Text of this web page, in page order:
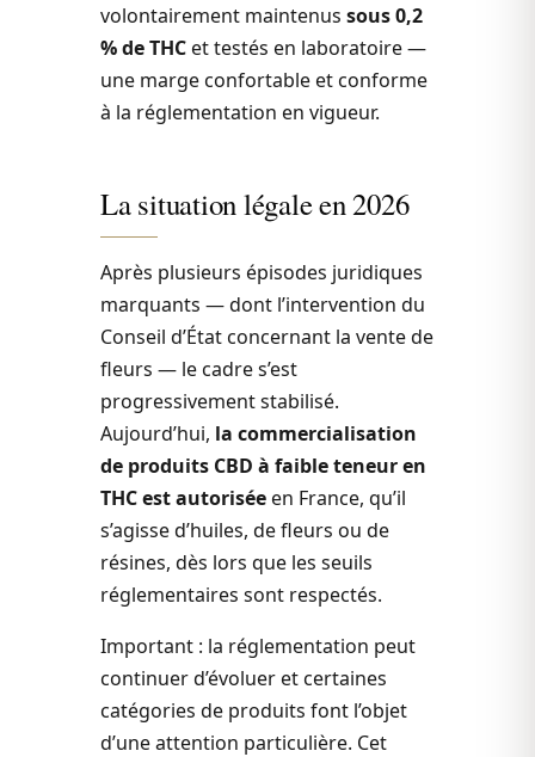
volontairement maintenus sous 0,2
% de THCet testés en laboratoire —
une marge confortable et conforme
à la réglementation en vigueur.
La situation légale en 2026
Après plusieurs épisodes juridiques
marquants — dont l’intervention du
Conseil d’État concernant la vente de
fleurs — le cadre s’est
progressivement stabilisé.
Aujourd’hui, la commercialisation
de produits CBD à faible teneur en
THC est autoriséeen France, qu’il
s’agisse d’huiles, de fleurs ou de
résines, dès lors que les seuils
réglementaires sont respectés.
Important : la réglementation peut
continuer d’évoluer et certaines
catégories de produits font l’objet
d’une attention particulière. Cet